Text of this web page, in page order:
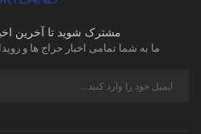
مشترک شوید تا آخرین
ما به شما تمامی اخبار حراج ها و